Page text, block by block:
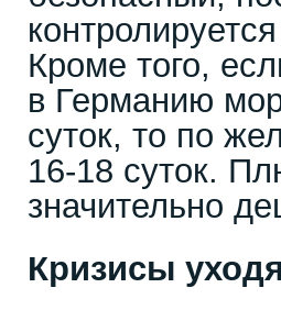
Кроме того,
в Германию
суток, то по
16-18 суток.
значительно
Кризисы